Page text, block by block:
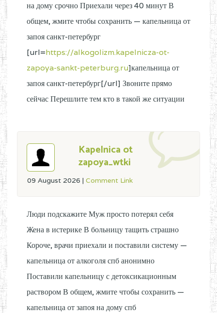
на дому срочно Приехали через 40 минут В
общем, жмите чтобы сохранить — капельница от
запоя санкт-петербург
[url=https://alkogolizm.kapelnicza-ot-
zapoya-sankt-peterburg.ru]капельница от
запоя санкт-петербург[/url] Звоните прямо
сейчас Перешлите тем кто в такой же ситуации
Kapelnica ot
zapoya_wtki
09 August 2026 | Comment Link
Люди подскажите Муж просто потерял себя
Жена в истерике В больницу тащить страшно
Короче, врачи приехали и поставили систему —
капельница от алкоголя спб анонимно
Поставили капельницу с детоксикационным
раствором В общем, жмите чтобы сохранить —
капельница от запоя на дому спб